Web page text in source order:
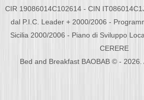
CIR 19086014C102614 - CIN
dal P.I.C. Leader + 2000/2006 -
Sicilia 2000/2006 - Piano di Sviluppo
CERERE
Bed and Breakfast BAOBAB © - 2026.